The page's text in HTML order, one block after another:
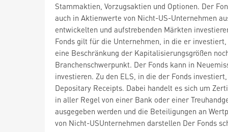
Stammaktien, Vorzugsaktien und Optionen. Der
auch in Aktienwerte von Nicht-US-Unternehmen
entwickelten und aufstrebenden Märkten
Fonds gilt für die Unternehmen, in die er
eine Beschränkung der Kapitalisierungsgrößen
Branchenschwerpunkt. Der Fonds kann in
investieren. Zu den ELS, in die der Fonds
Depositary Receipts. Dabei handelt es sich um
in aller Regel von einer Bank oder einer
ausgegeben werden und die Beteiligungen an
von Nicht-USUnternehmen darstellen Der Fonds